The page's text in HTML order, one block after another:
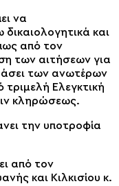
να
και
από τον
των αιτήσεων για
των ανωτέρων
τριμελή Ελεγκτική
κληρώσεως.
την υποτροφία
από τον
και Κιλκισίου κ.